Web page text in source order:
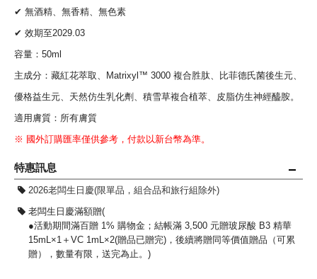
✔ 無酒精、無香精、無色素
✔ 效期至2029.03
容量：50ml
主成分：藏紅花萃取、Matrixyl™ 3000 複合胜肽、比菲德氏菌後生元、
優格益生元、天然仿生乳化劑、積雪草複合植萃、皮脂仿生神經醯胺。
適用膚質：所有膚質
※ 國外訂購匯率僅供參考，付款以新台幣為準。
特惠訊息
2026老闆生日慶(限單品，組合品和旅行組除外)
老闆生日慶滿額贈(
●活動期間滿百贈 1% 購物金；結帳滿 3,500 元贈玻尿酸 B3 精華
15mL×1＋VC 1mL×2(贈品已贈完)，後續將贈同等價值贈品（可累
贈），數量有限，送完為止。)